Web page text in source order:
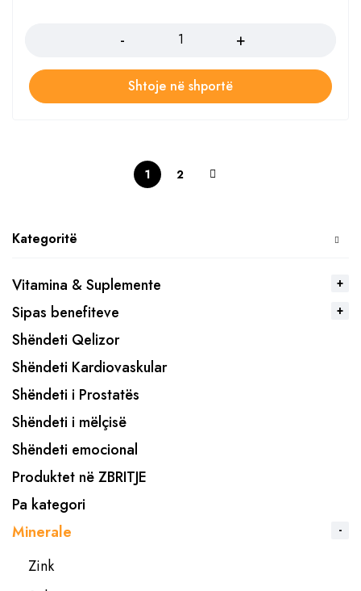
Kategoritë
Vitamina & Suplemente
Sipas benefiteve
Shëndeti Qelizor
Shëndeti Kardiovaskular
Shëndeti i Prostatës
Shëndeti i mëlçisë
Shëndeti emocional
Produktet në ZBRITJE
Pa kategori
Minerale
Zink
Shtoje në shportë
1 2